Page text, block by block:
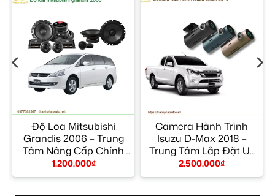
Độ Loa Mitsubishi
Grandis 2006 – Trung
Tâm Nâng Cấp Chính
Hãng TPHCM
1.200.000₫
Camera Hành Trình
Isuzu D-Max 2018 –
Trung Tâm Lắp Đặt Uy
Tín TPHCM
2.500.000₫